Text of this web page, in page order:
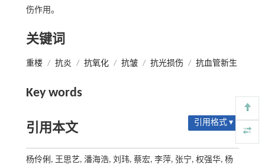
伤作用。
关键词
重楼 / 抗炎 / 抗氧化 / 抗皱 / 抗光损伤 / 抗血管新生
Key words
引用本文 引用格式 ▾
杨伶俐, 王思艺, 潘海浩, 刘玮, 蔡宏, 李萍, 张宁, 权强华, 杨